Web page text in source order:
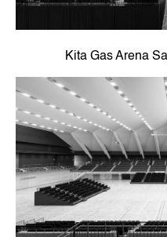
Kita Gas Arena